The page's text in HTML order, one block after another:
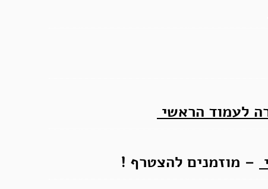
לעמוד הראשי
– מוזמנים להצטרף !